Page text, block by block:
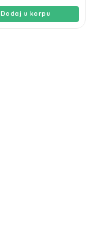
Dodaj u korpu